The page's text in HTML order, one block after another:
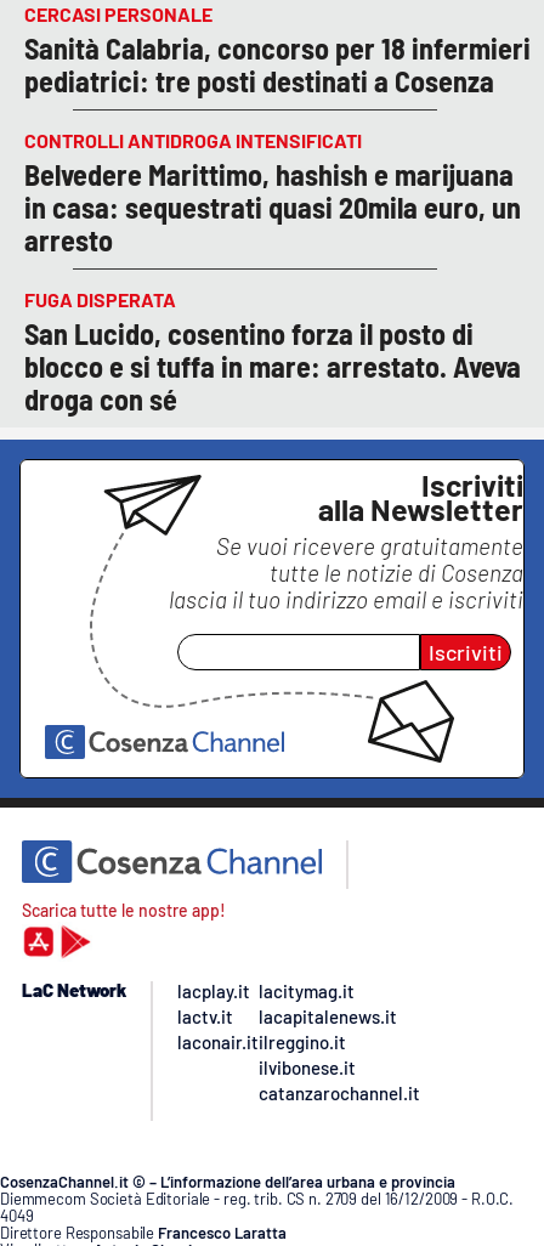
CERCASI PERSONALE
Sanità Calabria, concorso per 18 infermieri
pediatrici: tre posti destinati a Cosenza
CONTROLLI ANTIDROGA INTENSIFICATI
Belvedere Marittimo, hashish e marijuana
in casa: sequestrati quasi 20mila euro, un
arresto
FUGA DISPERATA
San Lucido, cosentino forza il posto di
blocco e si tuffa in mare: arrestato. Aveva
droga con sé
Iscriviti
alla Newsletter
Se vuoi ricevere gratuitamente
tutte le notizie di Cosenza
lascia il tuo indirizzo email e iscriviti
Iscriviti
Scarica tutte le nostre app!
LaC Network
lacplay.it
lactv.it
laconair.it
lacitymag.it
lacapitalenews.it
ilreggino.it
ilvibonese.it
catanzarochannel.it
CosenzaChannel.it © – L’informazione dell’area urbana e provincia
Diemmecom Società Editoriale - reg. trib. CS n. 2709 del 16/12/2009 - R.O.C.
4049
Direttore Responsabile Francesco Laratta